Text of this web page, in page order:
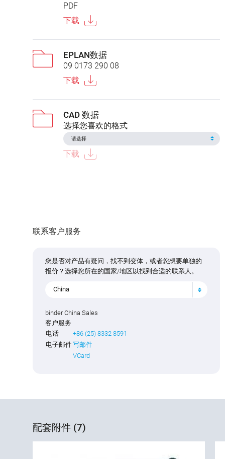
PDF
下载
EPLAN数据
09 0173 290 08
下载
CAD 数据
选择您喜欢的格式
下载
联系客户服务
您是否对产品有疑问，找不到变体，或者您想要单独的
报价？选择您所在的国家/地区以找到合适的联系人。
China
binder China Sales
客户服务
电话
+86 (25) 8332 8591
电子邮件写邮件
VCard
配套附件 (7)